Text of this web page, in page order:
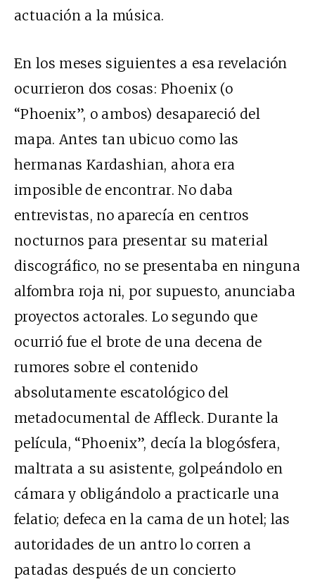
actuación a la música.
En los meses siguientes a esa revelación
ocurrieron dos cosas: Phoenix (o
“Phoenix”, o ambos) desapareció del
mapa. Antes tan ubicuo como las
hermanas Kardashian, ahora era
imposible de encontrar. No daba
entrevistas, no aparecía en centros
nocturnos para presentar su material
discográfico, no se presentaba en ninguna
alfombra roja ni, por supuesto, anunciaba
proyectos actorales. Lo segundo que
ocurrió fue el brote de una decena de
rumores sobre el contenido
absolutamente escatológico del
metadocumental de Affleck. Durante la
película, “Phoenix”, decía la blogósfera,
maltrata a su asistente, golpeándolo en
cámara y obligándolo a practicarle una
felatio; defeca en la cama de un hotel; las
autoridades de un antro lo corren a
patadas después de un concierto